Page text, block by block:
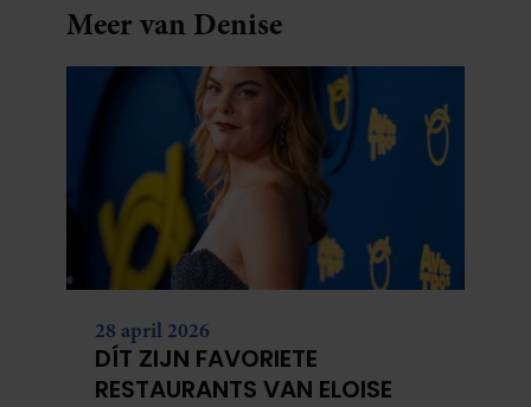
Meer van Denise
28 april 2026
DÍT ZIJN FAVORIETE
RESTAURANTS VAN ELOISE